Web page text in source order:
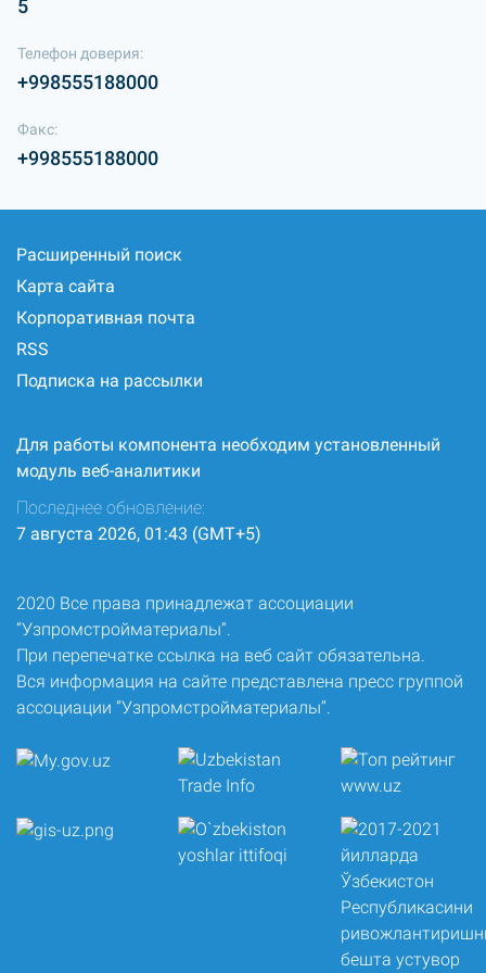
5
Телефон доверия:
+998555188000
Факс:
+998555188000
Расширенный поиск
Карта сайта
Корпоративная почта
RSS
Подписка на рассылки
Для работы компонента необходим установленный
модуль веб-аналитики
Последнее обновление:
7 августа 2026, 01:43 (GMT+5)
2020 Все права принадлежат ассоциации
“Узпромстройматериалы”.
При перепечатке ссылка на веб сайт обязательна.
Вся информация на сайте представлена пресс группой
ассоциации “Узпромстройматериалы”.